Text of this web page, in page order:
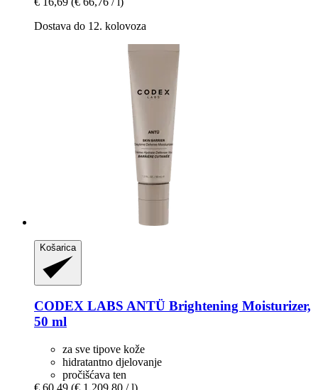
Dostava do 12. kolovoza
Košarica
CODEX LABS ANTÜ Brightening Moisturizer,
50 ml
za sve tipove kože
hidratantno djelovanje
pročišćava ten
€ 60,49 (€ 1.209,80 / l)